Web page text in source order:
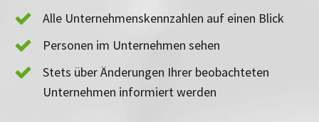
Alle Unternehmenskennzahlen auf einen Blick
Personen im Unternehmen sehen
Stets über Änderungen Ihrer beobachteten
Unternehmen informiert werden